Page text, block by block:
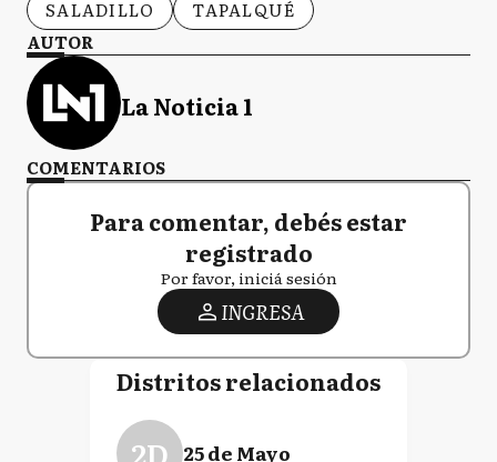
SALADILLO
TAPALQUÉ
AUTOR
La Noticia 1
COMENTARIOS
Para comentar, debés estar
registrado
Por favor, iniciá sesión
INGRESA
Distritos relacionados
2D 25 de Mayo